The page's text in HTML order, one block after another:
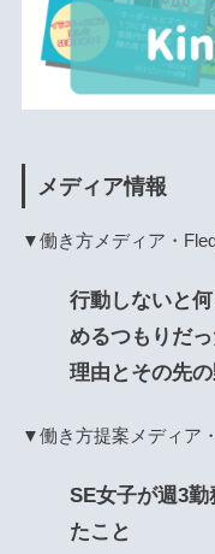
メディア情報
▼働き方メディア・
行動しないと
めるつもりだ
理由とその先
▼働き方提案メディア
SE女子が週3勤
たこと